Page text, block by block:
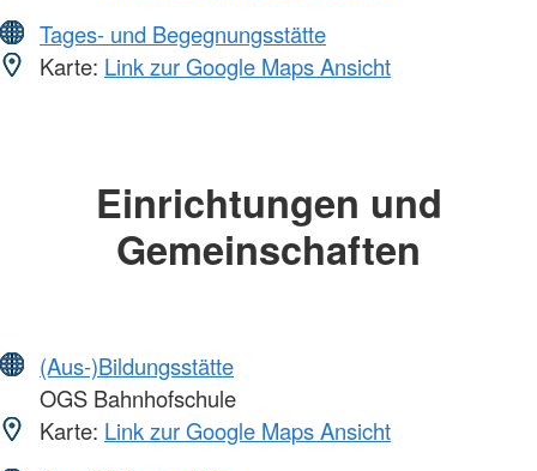
Tages- und Begegnungsstätte
Karte: Link zur Google Maps Ansicht
Einrichtungen und
Gemeinschaften
(Aus-)Bildungsstätte
OGS Bahnhofschule
Karte: Link zur Google Maps Ansicht